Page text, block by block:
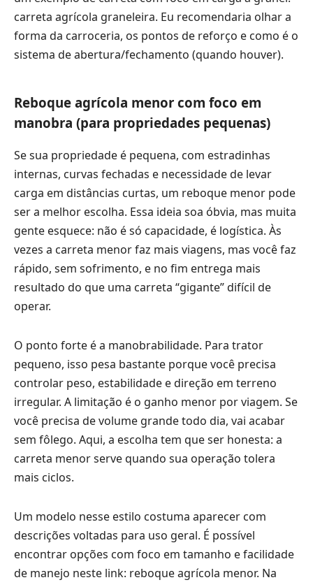
carreta agrícola graneleira. Eu recomendaria olhar a
forma da carroceria, os pontos de reforço e como é o
sistema de abertura/fechamento (quando houver).
Reboque agrícola menor com foco em
manobra (para propriedades pequenas)
Se sua propriedade é pequena, com estradinhas
internas, curvas fechadas e necessidade de levar
carga em distâncias curtas, um reboque menor pode
ser a melhor escolha. Essa ideia soa óbvia, mas muita
gente esquece: não é só capacidade, é logística. Às
vezes a carreta menor faz mais viagens, mas você faz
rápido, sem sofrimento, e no fim entrega mais
resultado do que uma carreta “gigante” difícil de
operar.
O ponto forte é a manobrabilidade. Para trator
pequeno, isso pesa bastante porque você precisa
controlar peso, estabilidade e direção em terreno
irregular. A limitação é o ganho menor por viagem. Se
você precisa de volume grande todo dia, vai acabar
sem fôlego. Aqui, a escolha tem que ser honesta: a
carreta menor serve quando sua operação tolera
mais ciclos.
Um modelo nesse estilo costuma aparecer com
descrições voltadas para uso geral. É possível
encontrar opções com foco em tamanho e facilidade
de manejo neste link: reboque agrícola menor. Na